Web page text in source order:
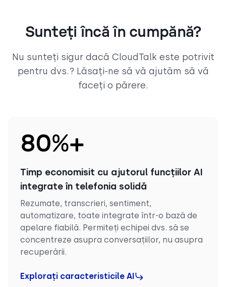
Sunteți încă în cumpănă?
Nu sunteți sigur dacă CloudTalk este potrivit
pentru dvs.? Lăsați-ne să vă ajutăm să vă
faceți o părere.
80%+
Timp economisit cu ajutorul funcțiilor AI
integrate în telefonia solidă
Rezumate, transcrieri, sentiment,
automatizare, toate integrate într-o bază de
apelare fiabilă. Permiteți echipei dvs. să se
concentreze asupra conversațiilor, nu asupra
recuperării.
Explorați caracteristicile AI